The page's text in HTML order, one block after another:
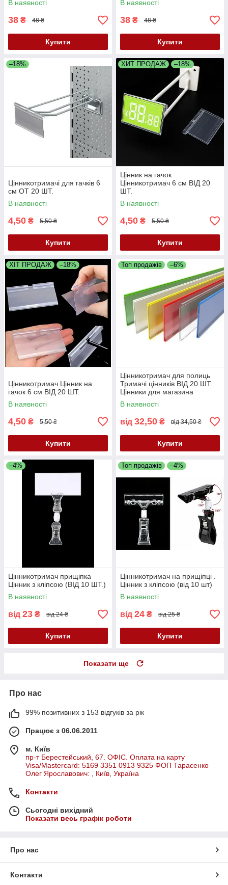
В наявності
38 ₴ 48 ₴
Купити
В наявності
38 ₴ 48 ₴
Купити
–18%
Цінникотримачі для гачків 6
см ОТ 20 ШТ.
В наявності
4,50 ₴ 5,50 ₴
Купити
ХИТ ПРОДАЖ –18%
Цінник на гачок
Цінникотримач 6 см ВІД 20
ШТ.
В наявності
4,50 ₴ 5,50 ₴
Купити
ХІТ ПРОДАЖ –18%
Цінникотримач Цінник на
гачок 6 см ВІД 20 ШТ.
В наявності
4,50 ₴ 5,50 ₴
Купити
Топ продажів –6%
Цінникотримач для полиць
Тримачі цінників ВІД 20 ШТ.
Цінники для магазина
В наявності
від 32,50 ₴ від 34,50 ₴
Купити
–4%
Цінникотримач прищіпка
Цінник з кліпсою (ВІД 10 ШТ.)
В наявності
від 23 ₴ від 24 ₴
Купити
Топ продажів –4%
Цінникотримач на прищіпці .
Цінник з кліпсою (від 10 шт)
В наявності
від 24 ₴ від 25 ₴
Купити
Показати ще
Про нас
99% позитивних з 153 відгуків за рік
Працює з 06.06.2011
м. Київ
пр-т Берестейський, 67. ОФІС. Оплата на карту
Visa/Mastercard: 5169 3351 0913 9325 ФОП Тарасенко
Олег Ярославович: , Київ, Україна
Контакти
Сьогодні вихідний
Показати весь графік роботи
Про нас
Контакти